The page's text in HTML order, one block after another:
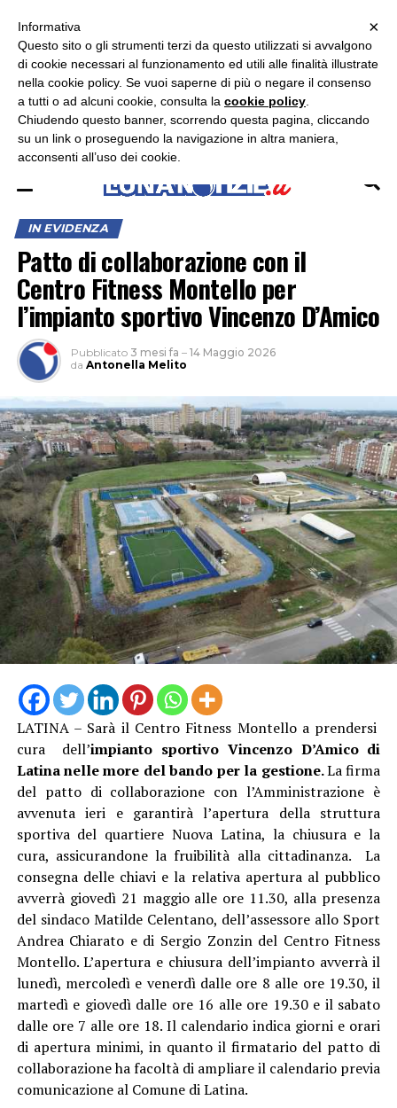
ASCOLTA RADIO LUNA
IN EVIDENZA
Patto di collaborazione con il
Centro Fitness Montello per
l’impianto sportivo Vincenzo D’Amico
Pubblicato 3 mesi fa – 14 Maggio 2026
da Antonella Melito
LATINA – Sarà il Centro Fitness Montello a prendersi
cura dell’impianto sportivo Vincenzo D’Amico di
Latina nelle more del bando per la gestione.La firma
del patto di collaborazione con l’Amministrazione è
avvenuta ieri e garantirà l’apertura della struttura
sportiva del quartiere Nuova Latina, la chiusura e la
cura, assicurandone la fruibilità alla cittadinanza. La
consegna delle chiavi e la relativa apertura al pubblico
avverrà giovedì 21 maggio alle ore 11.30, alla presenza
del sindaco Matilde Celentano, dell’assessore allo Sport
Andrea Chiarato e di Sergio Zonzin del Centro Fitness
Montello. L’apertura e chiusura dell’impianto avverrà il
lunedì, mercoledì e venerdì dalle ore 8 alle ore 19.30, il
martedì e giovedì dalle ore 16 alle ore 19.30 e il sabato
dalle ore 7 alle ore 18. Il calendario indica giorni e orari
di apertura minimi, in quanto il firmatario del patto di
collaborazione ha facoltà di ampliare il calendario previa
comunicazione al Comune di Latina.
×
×
Informativa
Questo sito o gli strumenti terzi da questo utilizzati si avvalgono
di cookie necessari al funzionamento ed utili alle finalità illustrate
nella cookie policy. Se vuoi saperne di più o negare il consenso
a tutti o ad alcuni cookie, consulta la cookie policy
Chiudendo questo banner, scorrendo questa pagina, cliccando
su un link o proseguendo la navigazione in altra maniera,
acconsenti all’uso dei cookie.